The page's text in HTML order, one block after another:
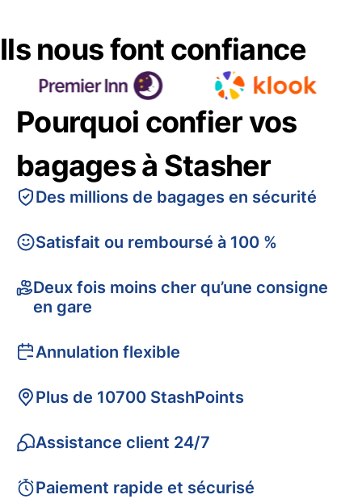
Ils nous font confiance
Pourquoi confier vos
bagages à Stasher
Des millions de bagages en sécurité
Satisfait ou remboursé à 100 %
Deux fois moins cher qu’une consigne
en gare
Annulation flexible
Plus de 10700 StashPoints
Assistance client 24/7
Paiement rapide et sécurisé